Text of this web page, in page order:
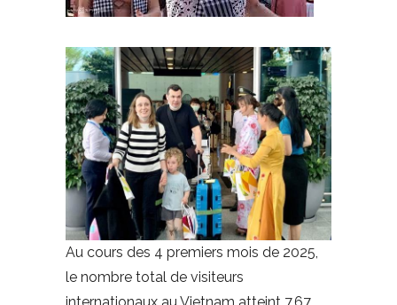
Au cours des 4 premiers mois de 2025,
le nombre total de visiteurs